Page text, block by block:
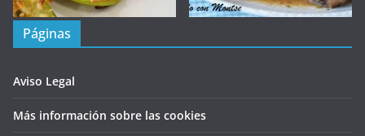
Páginas
Aviso Legal
Más información sobre las cookies